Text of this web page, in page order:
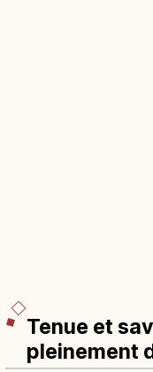
Tenue et
pleinement